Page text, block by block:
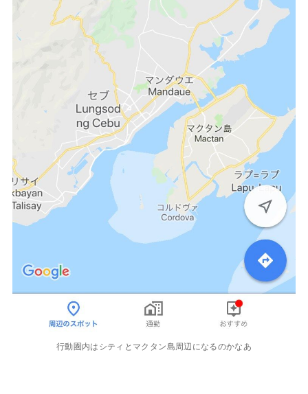
行動圏内はシティとマクタン島周辺になるのかなあ